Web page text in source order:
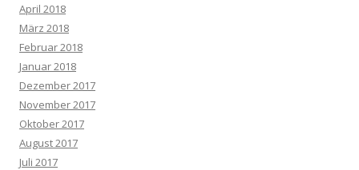
April 2018
März 2018
Februar 2018
Januar 2018
Dezember 2017
November 2017
Oktober 2017
August 2017
Juli 2017